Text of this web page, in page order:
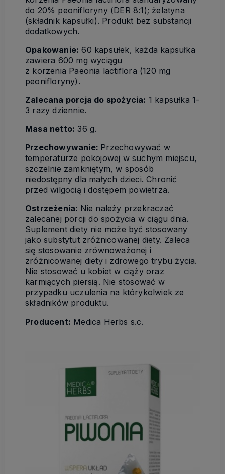
do 20% peonifloryny (DER 8:1); żelatyna
(składnik kapsułki). Produkt bez substancji
dodatkowych.
Opakowanie: 60 kapsułek, każda kapsułka
zawiera 600 mg wyciągu
z korzenia Paeonia lactiflora (120 mg
peonifloryny).
Zalecana porcja do spożycia: 1 kapsułka 1-
3 razy dziennie.
Masa netto: 36 g.
Przechowywanie: Przechowywać w
temperaturze pokojowej w suchym miejscu,
szczelnie zamkniętym, w sposób
niedostępny dla małych dzieci. Chronić
przed wilgocią i dostępem powietrza.
Ostrzeżenia: Nie należy przekraczać
zalecanej porcji do spożycia w ciągu dnia.
Suplement diety nie może być stosowany
jako substytut zróżnicowanej diety. Zaleca
się stosowanie zrównoważonej i
zróżnicowanej diety i zdrowego trybu życia.
Nie stosować u kobiet w ciąży oraz
karmiących piersią. Nie stosować w
przypadku uczulenia na którykolwiek ze
składników produktu.
Producent: Medica Herbs s.c.